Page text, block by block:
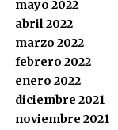
mayo 2022
abril 2022
marzo 2022
febrero 2022
enero 2022
diciembre 2021
noviembre 2021